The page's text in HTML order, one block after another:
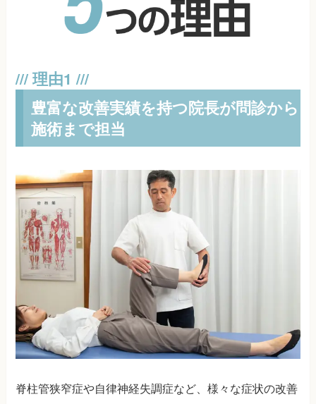
豊富な改善実績を持つ院長が問診から
施術まで担当
脊柱管狭窄症や自律神経失調症など、様々な症状の改善